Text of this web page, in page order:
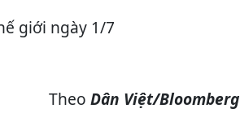
Theo Dân Việt/Bloomberg